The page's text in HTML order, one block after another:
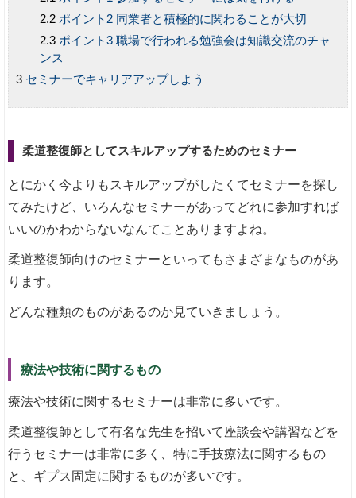
ポイント2 同業者と積極的に関わることが大切
ポイント3 職場で行われる勉強会は知識交流のチャ
ンス
セミナーでキャリアアップしよう
柔道整復師としてスキルアップするためのセミナー
とにかく今よりもスキルアップがしたくてセミナーを探し
てみたけど、いろんなセミナーがあってどれに参加すれば
いいのかわからないなんてことありますよね。
柔道整復師向けのセミナーといってもさまざまなものがあ
ります。
どんな種類のものがあるのか見ていきましょう。
療法や技術に関するもの
療法や技術に関するセミナーは非常に多いです。
柔道整復師として有名な先生を招いて座談会や講習などを
行うセミナーは非常に多く、特に手技療法に関するもの
と、ギプス固定に関するものが多いです。